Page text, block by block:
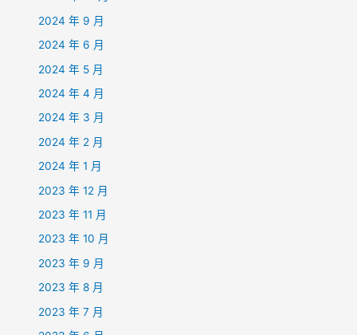
2024 年 9 月
2024 年 6 月
2024 年 5 月
2024 年 4 月
2024 年 3 月
2024 年 2 月
2024 年 1 月
2023 年 12 月
2023 年 11 月
2023 年 10 月
2023 年 9 月
2023 年 8 月
2023 年 7 月